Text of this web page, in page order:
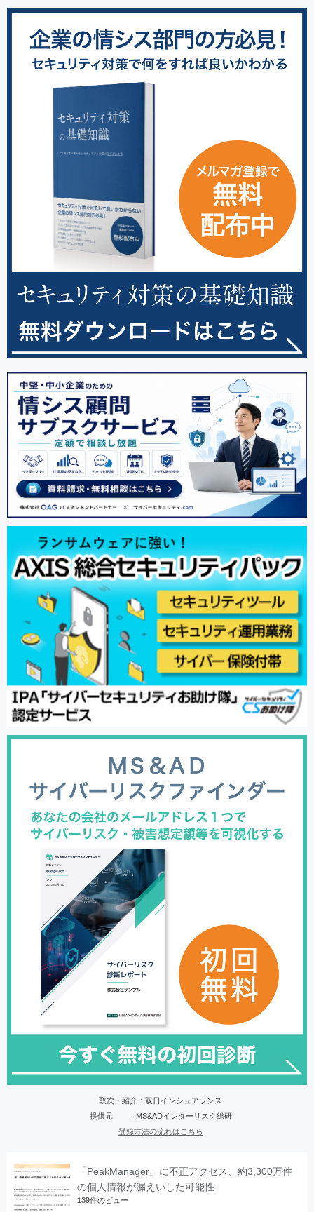
取次・紹介：双日インシュアランス
提供元 ：MS&ADインターリスク総研
登録方法の流れはこちら
「PeakManager」に不正アクセス、約3,300万件
の個人情報が漏えいした可能性
139件のビュー